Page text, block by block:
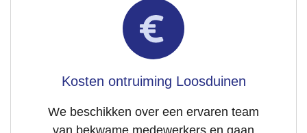
Kosten ontruiming Loosduinen
We beschikken over een ervaren team